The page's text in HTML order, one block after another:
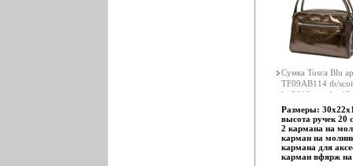
Сумка Tosca Blu
TF09AB114 tb/
br 2010 г инфо
Размеры:
высота ручек 20
2 кармана на
карман на
кармана для
карман вфярж